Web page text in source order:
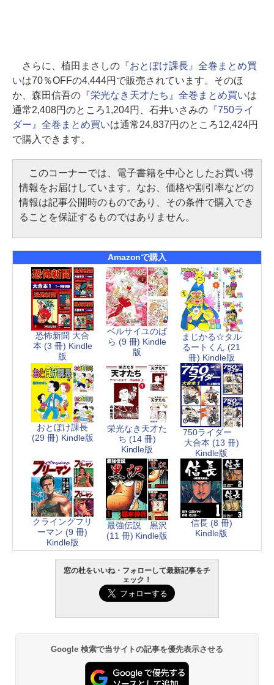
さらに、植田まさしの『おとぼけ課長』全巻まとめ買
いは70％OFFの4,444円で販売されています。そのほ
か、森田信吾の『栄光なき天才たち』全巻まとめ買いは
通常2,408円のところ1,204円、石井いさみの『750ライ
ダー』全巻まとめ買いは通常24,837円のところ12,424円
で購入できます。
このコーナーでは、電子書籍を中心としたお買い得
情報をお届けしています。なお、価格や割引率などの
情報は記事公開時のものであり、その条件で購入でき
ることを保証するものではありません。
Amazonで購入
恐怖新聞 大合
本 (3 冊) Kindle
版
ベルサイユのば
ら (9 冊) Kindle
版
まじかる☆タル
るートくん (21
冊) Kindle版
おとぼけ課長
(29 冊) Kindle版
栄光なき天才た
ち (14 冊)
Kindle版
750ライダー
大合本 (13 冊)
Kindle版
クライングフリ
ーマン (9 冊)
Kindle版
最強伝説 黒沢
(11 冊) Kindle版
信長 (8 冊)
Kindle版
窓の杜をいいね・フォローして最新記事をチ
ェック！
Google 検索で当サイトの記事を優先表示させる